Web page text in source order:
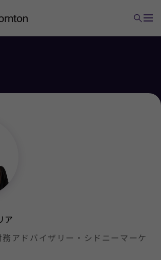
ア
アドバイザリー・シドニーマーケ